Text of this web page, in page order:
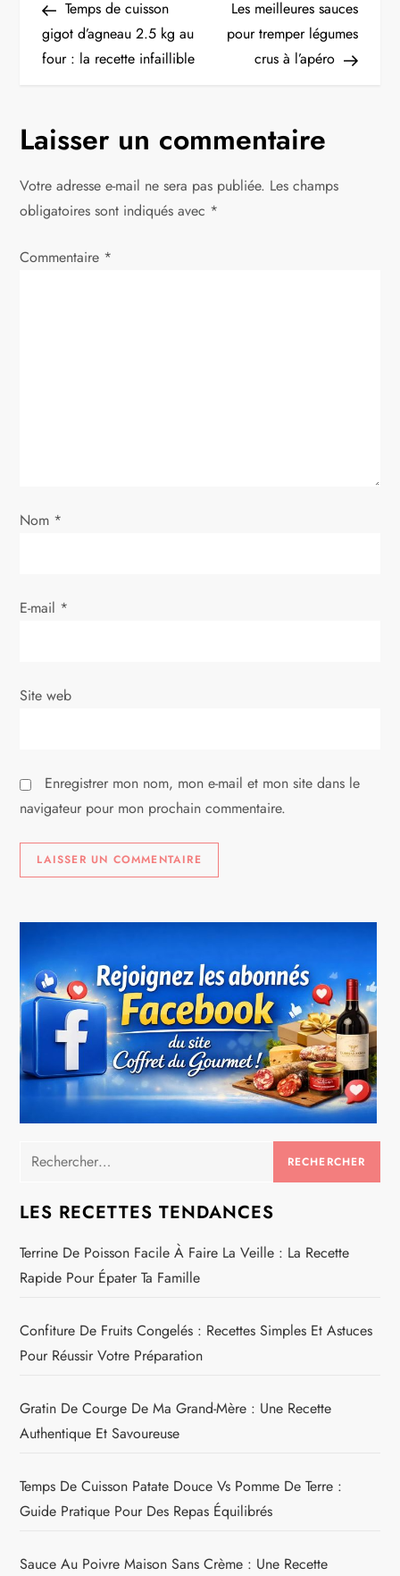
a
v
g
a
t
’
r
i
l
e
PostTemps de cuisson
gigot d’agneau 2.5 kg au
four : la recette infaillible
Post
Les meilleures sauces
pour tremper légumes
crus à l’apéro
Laisser un commentaire
Votre adresse e-mail ne sera pas publiée. Les champs
obligatoires sont indiqués avec *
Commentaire *
Nom *
E-mail *
Site web
Enregistrer mon nom, mon e-mail et mon site dans le
navigateur pour mon prochain commentaire.
Rechercher :
LES RECETTES TENDANCES
Terrine De Poisson Facile À Faire La Veille : La Recette
Rapide Pour Épater Ta Famille
Confiture De Fruits Congelés : Recettes Simples Et Astuces
Pour Réussir Votre Préparation
Gratin De Courge De Ma Grand-Mère : Une Recette
Authentique Et Savoureuse
Temps De Cuisson Patate Douce Vs Pomme De Terre :
Guide Pratique Pour Des Repas Équilibrés
Sauce Au Poivre Maison Sans Crème : Une Recette